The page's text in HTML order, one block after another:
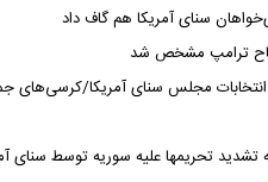
سنای آمریکا هم گاف داد
ترامپ مشخص شد
انتخابات مجلس سنای آمریکا/کرسی‌های
تحریمها علیه سوریه توسط سنای